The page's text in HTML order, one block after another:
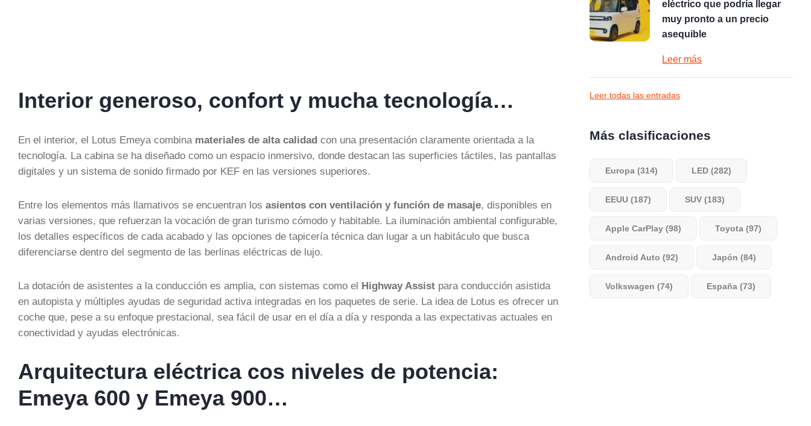
Interior generoso, confort y mucha tecnología…
En el interior, el Lotus Emeya combina materiales de alta calidad con una presentación claramente orientada a la
tecnología. La cabina se ha diseñado como un espacio inmersivo, donde destacan las superficies táctiles, las pantallas
digitales y un sistema de sonido firmado por KEF en las versiones superiores.
Entre los elementos más llamativos se encuentran los asientos con ventilación y función de masaje, disponibles en
varias versiones, que refuerzan la vocación de gran turismo cómodo y habitable. La iluminación ambiental configurable,
los detalles específicos de cada acabado y las opciones de tapicería técnica dan lugar a un habitáculo que busca
diferenciarse dentro del segmento de las berlinas eléctricas de lujo.
La dotación de asistentes a la conducción es amplia, con sistemas como el Highway Assist para conducción asistida
en autopista y múltiples ayudas de seguridad activa integradas en los paquetes de serie. La idea de Lotus es ofrecer un
coche que, pese a su enfoque prestacional, sea fácil de usar en el día a día y responda a las expectativas actuales en
conectividad y ayudas electrónicas.
Arquitectura eléctrica cos niveles de potencia:
Emeya 600 y Emeya 900…
eléctrico que podría llegar
muy pronto a un precio
asequible
Leer más
Leer todas las entradas
Más clasificaciones
Europa (314) LED (282)
EEUU (187) SUV (183)
Apple CarPlay (98) Toyota (97)
Android Auto (92) Japón (84)
Volkswagen (74) España (73)